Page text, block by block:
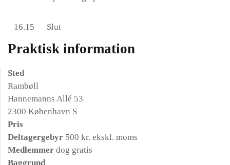
16.15 Slut
Praktisk information
Sted
Rambøll
Hannemanns Allé 53
2300 København S
Pris
Deltagergebyr 500 kr. ekskl. moms
Medlemmer dog gratis
Baggrund